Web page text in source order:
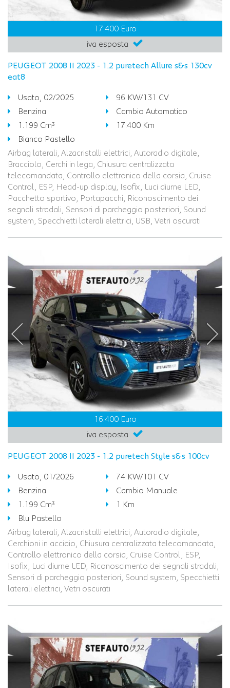
17.400 Euro
iva esposta
PEUGEOT 2008 II 2023 - 1.2 puretech Allure s&s 130cv
eat8
Usato, 02/2025
96 KW/131 CV
Benzina
Cambio Automatico
1.199 Cm³
17.400 Km
Bianco Pastello
Airbag laterali, Alzacristalli elettrici, Autoradio digitale,
Bracciolo, Cerchi in lega, Chiusura centralizzata
telecomandata, Controllo elettronico della corsia, Cruise
Control, ESP, Head-up display, Isofix, Luci diurne LED,
Pacchetto sportivo, Portapacchi, Riconoscimento dei
segnali stradali, Sensori di parcheggio posteriori, Sound
system, Specchietti laterali elettrici, USB, Vetri oscurati
16.400 Euro
iva esposta
PEUGEOT 2008 II 2023 - 1.2 puretech Style s&s 100cv
Usato, 01/2026
74 KW/101 CV
Benzina
Cambio Manuale
1.199 Cm³
1 Km
Blu Pastello
Airbag laterali, Alzacristalli elettrici, Autoradio digitale,
Cerchioni in acciaio, Chiusura centralizzata telecomandata,
Controllo elettronico della corsia, Cruise Control, ESP,
Isofix, Luci diurne LED, Riconoscimento dei segnali stradali,
Sensori di parcheggio posteriori, Sound system, Specchietti
laterali elettrici, Vetri oscurati